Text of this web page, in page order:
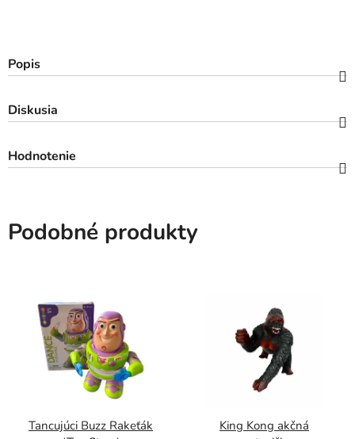
Popis
Diskusia
Hodnotenie
Podobné produkty
Tancujúci Buzz Rakeťák
King Kong akčná